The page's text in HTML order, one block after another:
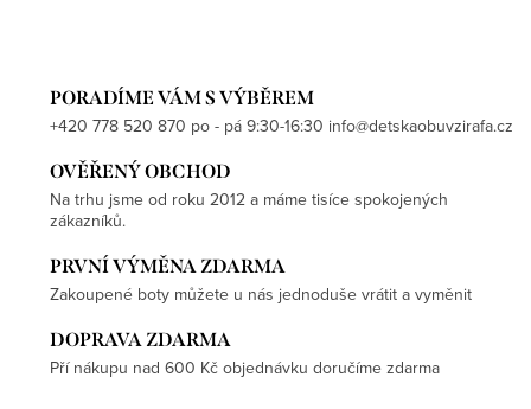
PORADÍME VÁM S VÝBĚREM
+420 778 520 870 po - pá 9:30-16:30 info@detskaobuvzirafa.cz
OVĚŘENÝ OBCHOD
Na trhu jsme od roku 2012 a máme tisíce spokojených
zákazníků.
PRVNÍ VÝMĚNA ZDARMA
Zakoupené boty můžete u nás jednoduše vrátit a vyměnit
DOPRAVA ZDARMA
Pří nákupu nad 600 Kč objednávku doručíme zdarma